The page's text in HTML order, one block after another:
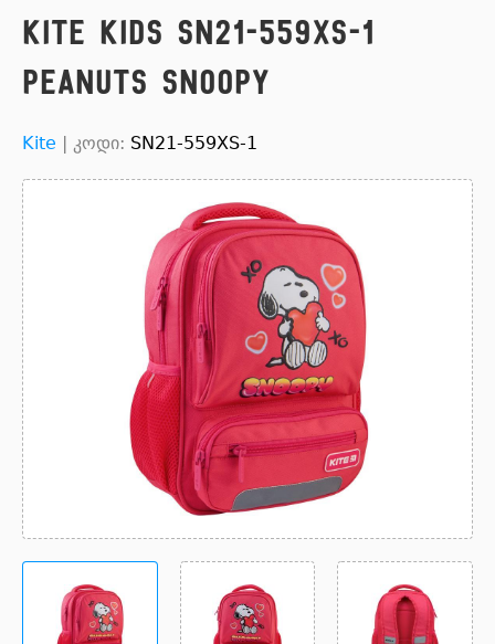
KITE Kids SN21-559XS-1
Peanuts Snoopy
Kite | კოდი: SN21-559XS-1